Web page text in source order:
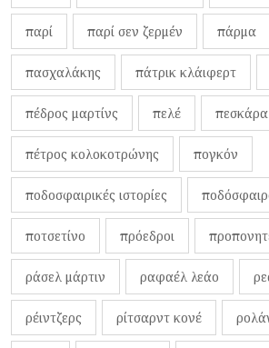
παρί παρί σεν ζερμέν πάρμα
πασχαλάκης πάτρικ κλάιφερτ
πέδρος μαρτίνς πελέ πεσκάρα
πέτρος κολοκοτρώνης πογκόν
ποδοσφαιρικές ιστορίες
ποτσετίνο πρόεδροι
ράσελ μάρτιν ραφαέλ λεάο
ρέιντζερς ρίτσαρντ κονέ